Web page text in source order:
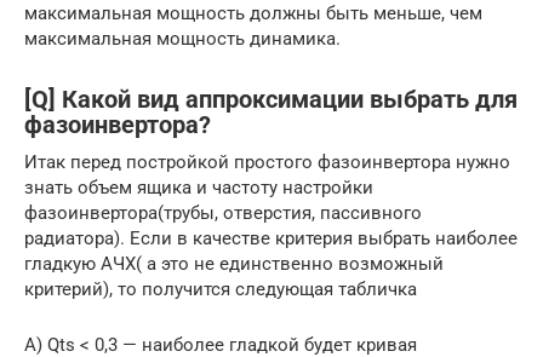
максимальная мощность должны быть меньше, чем
максимальная мощность динамика.
[Q] Какой вид аппроксимации выбрать для
фазоинвертора?
Итак перед постройкой простого фазоинвертора нужно
знать объем ящика и частоту настройки
фазоинвертора(трубы, отверстия, пассивного
радиатора). Если в качестве критерия выбрать наиболее
гладкую АЧХ( а это не единственно возможный
критерий), то получится следующая табличка
А) Qts < 0,3 — наиболее гладкой будет кривая